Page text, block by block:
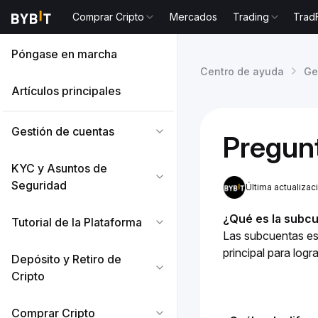
Comprar Cripto Mercados Trading
Póngase en marcha
Artículos principales
Gestión de cuentas
KYC y Asuntos de
Seguridad
Tutorial de la Plataforma
Depósito y Retiro de
Cripto
Comprar Cripto
Centro de ayuda
Última
¿Qué es la
Las subcuentas
principal para